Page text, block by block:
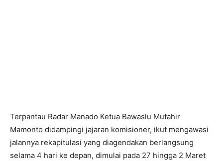
Terpantau Radar Manado Ketua Bawaslu Mutahir
Mamonto didampingi jajaran komisioner, ikut mengawasi
jalannya rekapitulasi yang diagendakan berlangsung
selama 4 hari ke depan, dimulai pada 27 hingga 2 Maret